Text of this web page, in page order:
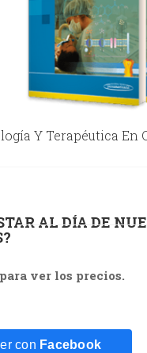
Y Terapéutica En
AL DÍA DE
para ver los precios.
con Facebook